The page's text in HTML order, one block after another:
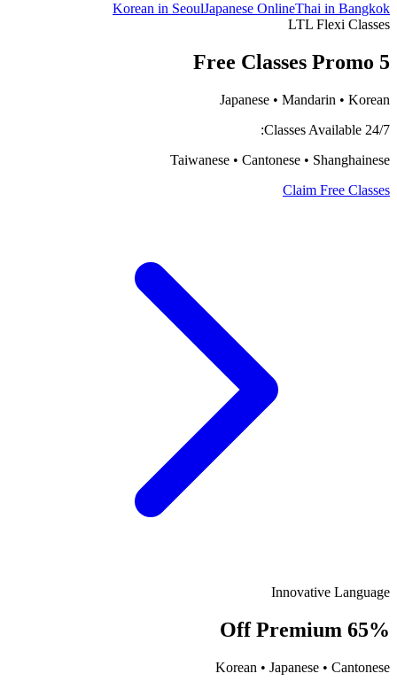
Korean in SeoulJapanese OnlineThai in Bangkok
LTL Flexi Classes
5 Free Classes Promo
Japanese • Mandarin • Korean
24/7 Classes Available:
Taiwanese • Cantonese • Shanghainese
Claim Free Classes
Innovative Language
65% Off Premium
Korean • Japanese • Cantonese